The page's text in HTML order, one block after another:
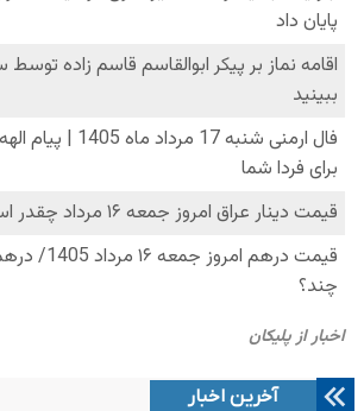
آخرین اخبار